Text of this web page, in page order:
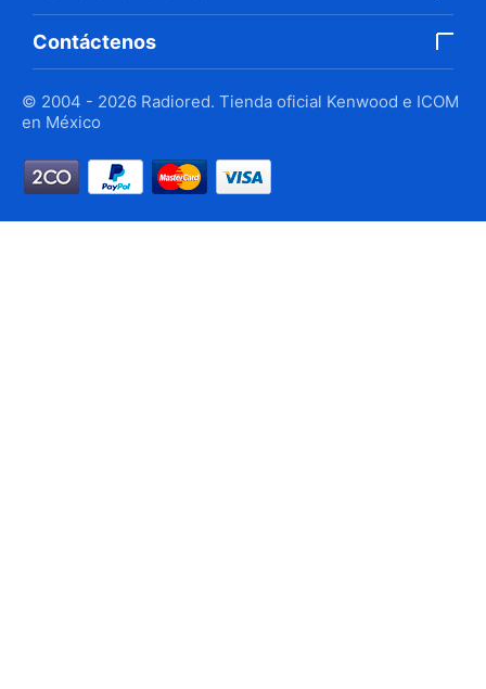
Contáctenos
© 2004 - 2026 Radiored. Tienda oficial Kenwood e ICOM
en México